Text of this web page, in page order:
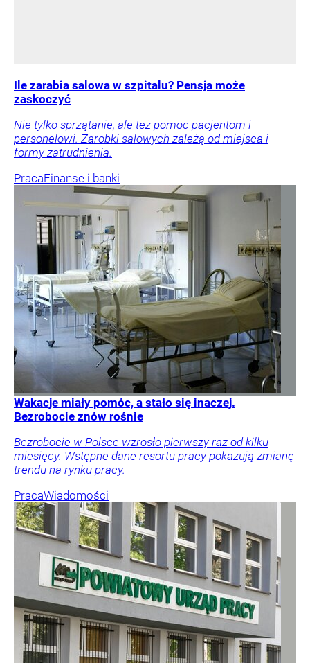
Ile zarabia salowa w szpitalu? Pensja może
zaskoczyć
Nie tylko sprzątanie, ale też pomoc pacjentom i
personelowi. Zarobki salowych zależą od miejsca i
formy zatrudnienia.
PracaFinanse i banki
Wakacje miały pomóc, a stało się inaczej.
Bezrobocie znów rośnie
Bezrobocie w Polsce wzrosło pierwszy raz od kilku
miesięcy. Wstępne dane resortu pracy pokazują zmianę
trendu na rynku pracy.
PracaWiadomości